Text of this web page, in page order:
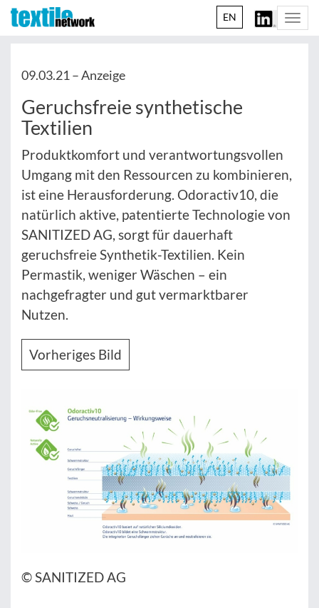
EN
09.03.21 –Anzeige
Geruchsfreie synthetische
Textilien
Produktkomfort und verantwortungsvollen
Umgang mit den Ressourcen zu kombinieren,
ist eine Herausforderung. Odoractiv10, die
natürlich aktive, patentierte Technologie von
SANITIZED AG, sorgt für dauerhaft
geruchsfreie Synthetik-Textilien. Kein
Permastik, weniger Wäschen – ein
nachgefragter und gut vermarktbarer
Nutzen.
Vorheriges Bild
© SANITIZED AG